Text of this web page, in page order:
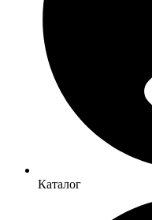
Каталог